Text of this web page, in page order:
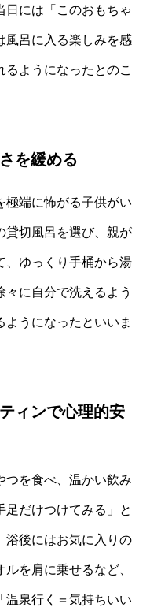
日には「このおもちゃ
風呂に入る楽しみを感
るようになったとのこ
を緩める
極端に怖がる子供がい
貸切風呂を選び、親が
、ゆっくり手桶から湯
々に自分で洗えるよう
うになったといいま
ィンで心理的安
つを食べ、温かい飲み
だけつけてみる」と
浴後にはお気に入りの
を肩に乗せるなど、
温泉行く＝気持ちいい